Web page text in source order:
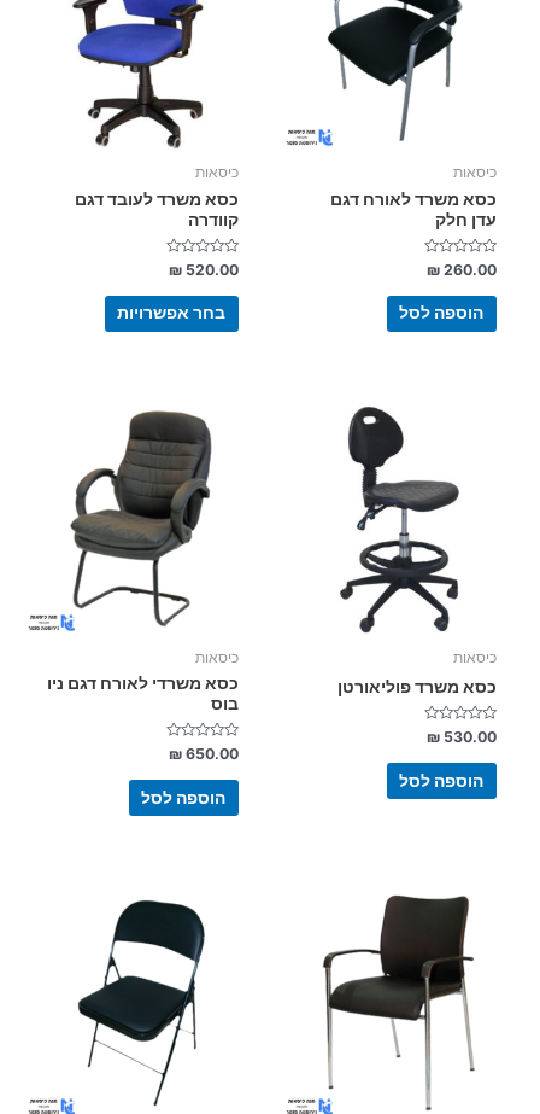
כיסאות
כסא משרד לאורח דגם
עדן חלק
דורג
0
מתוך
₪260.00
הוספה לסל
כיסאות
כסא משרד לעובד דגם
קוודרה
דורג
0
מתוך
₪520.00
בחר אפשרויות
מספר
סוגים.
ניתן
את
האפשרויות
המוצר
כיסאות
כסא משרד פוליאורטן
דורג
0
מתוך
₪530.00
הוספה לסל
כיסאות
כסא משרדי לאורח דגם ניו
בוס
דורג
0
מתוך
₪650.00
הוספה לסל